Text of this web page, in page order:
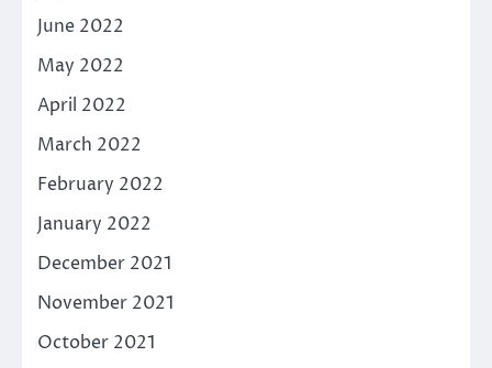
June 2022
May 2022
April 2022
March 2022
February 2022
January 2022
December 2021
November 2021
October 2021